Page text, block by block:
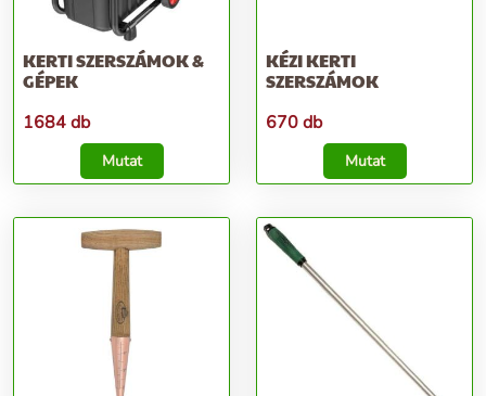
KERTI SZERSZÁMOK &
GÉPEK
1684 db
Mutat
KÉZI KERTI
SZERSZÁMOK
670 db
Mutat